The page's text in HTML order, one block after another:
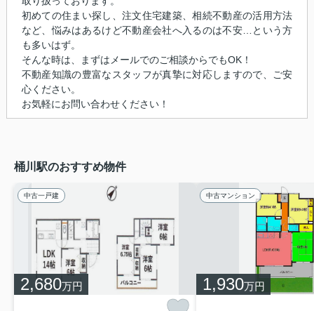
初めての住まい探し、注文住宅建築、相続不動産の活用方法
など、悩みはあるけど不動産会社へ入るのは不安…という方
も多いはず。
そんな時は、まずはメールでのご相談からでもOK！
不動産知識の豊富なスタッフが真摯に対応しますので、ご安
心ください。
お気軽にお問い合わせください！
桶川駅のおすすめ物件
中古一戸建
2,680万円
中古マンション
1,930万円